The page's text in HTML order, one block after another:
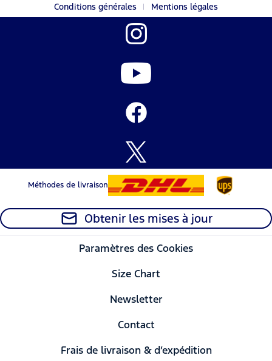
Conditions générales
Mentions légales
Méthodes de livraison
Obtenir les mises à jour
Paramètres des Cookies
Size Chart
Newsletter
Contact
Frais de livraison & d’expédition